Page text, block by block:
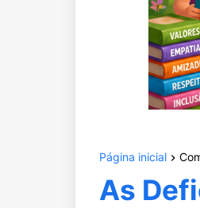
Página inicial
As